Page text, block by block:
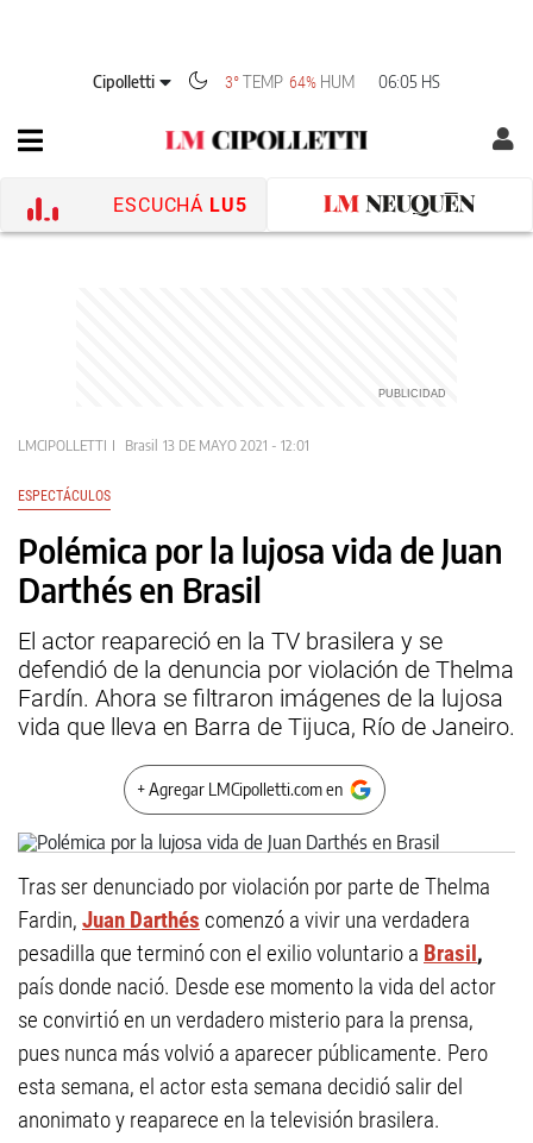
Cipolletti 3°TEMP 64% HUM 06:05 HS
ESCUCHÁ LU5
LMCIPOLLETTI Brasil 13 DE MAYO 2021 - 12:01
ESPECTÁCULOS
Polémica por la lujosa vida de Juan
Darthés en Brasil
El actor reapareció en la TV brasilera y se
defendió de la denuncia por violación de Thelma
Fardín. Ahora se filtraron imágenes de la lujosa
vida que lleva en Barra de Tijuca, Río de Janeiro.
+ Agregar LMCipolletti.com en
Tras ser denunciado por violación por parte de Thelma
Fardin, Juan Darthés comenzó a vivir una verdadera
pesadilla que terminó con el exilio voluntario a Brasil,
país donde nació. Desde ese momento la vida del actor
se convirtió en un verdadero misterio para la prensa,
pues nunca más volvió a aparecer públicamente. Pero
esta semana, el actor esta semana decidió salir del
anonimato y reaparece en la televisión brasilera.